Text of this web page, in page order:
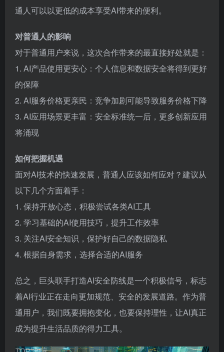
通人可以以更低的成本享受AI带来的便利。
对普通人的影响
对于普通用户来说，这次合作带来的最直接好处就是：
1. AI产品使用更安心：个人信息和数据安全将得到更好
的保障
2. AI服务价格更亲民：竞争加剧可能导致服务价格下降
3. AI应用场景更丰富：安全标准统一后，更多创新应用
将涌现
如何把握机遇
面对AI技术的快速发展，普通人应该如何应对？建议从
以下几个方面着手：
1. 保持开放心态，积极尝试各类AI工具
2. 学习基础的AI使用技巧，提升工作效率
3. 关注AI安全知识，保护好自己的数据隐私
4. 根据自身需求，选择合适的AI服务
总之，巨头联手打造AI安全防线是一个积极信号，标志
着AI行业正在走向更加规范、安全的发展道路。作为普
通用户，我们既要拥抱变化，也要保持理性，让AI真正
成为提升生活品质的得力工具。